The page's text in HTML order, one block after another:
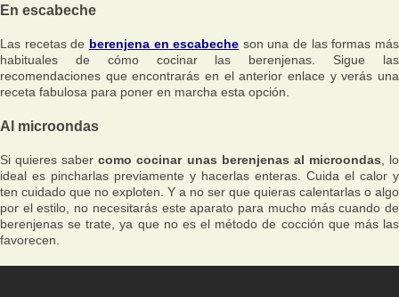
En escabeche
Las recetas de berenjena en escabeche son una de las formas más
habituales de cómo cocinar las berenjenas. Sigue las
recomendaciones que encontrarás en el anterior enlace y verás una
receta fabulosa para poner en marcha esta opción.
Al microondas
Si quieres sabercomo cocinar unas berenjenas al microondas , lo
ideal es pincharlas previamente y hacerlas enteras. Cuida el calor y
ten cuidado que no exploten. Y a no ser que quieras calentarlas o algo
por el estilo, no necesitarás este aparato para mucho más cuando de
berenjenas se trate, ya que no es el método de cocción que más las
favorecen.